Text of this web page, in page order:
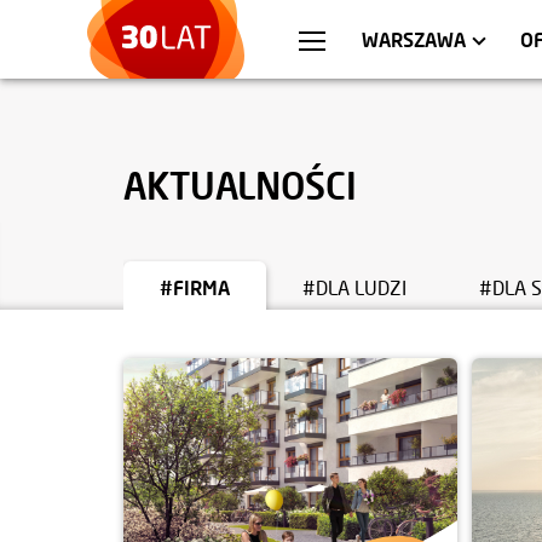
WARSZAWA
WROCŁAW
MIESZKANIA
AKTUALNOŚCI
#FIRMA #DLA LUDZI #DLA